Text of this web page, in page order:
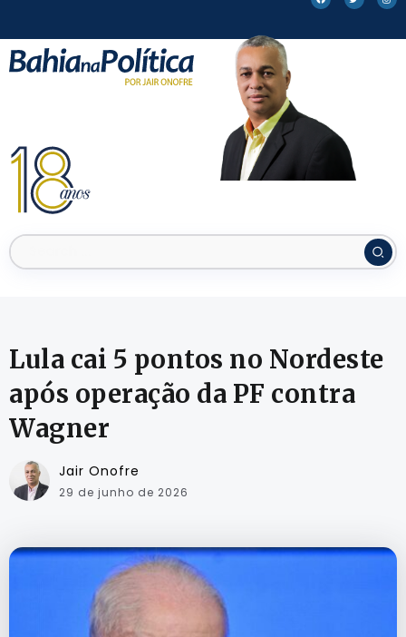
Lula cai 5 pontos no Nordeste
após operação da PF contra
Wagner
Jair Onofre
29 de junho de 2026